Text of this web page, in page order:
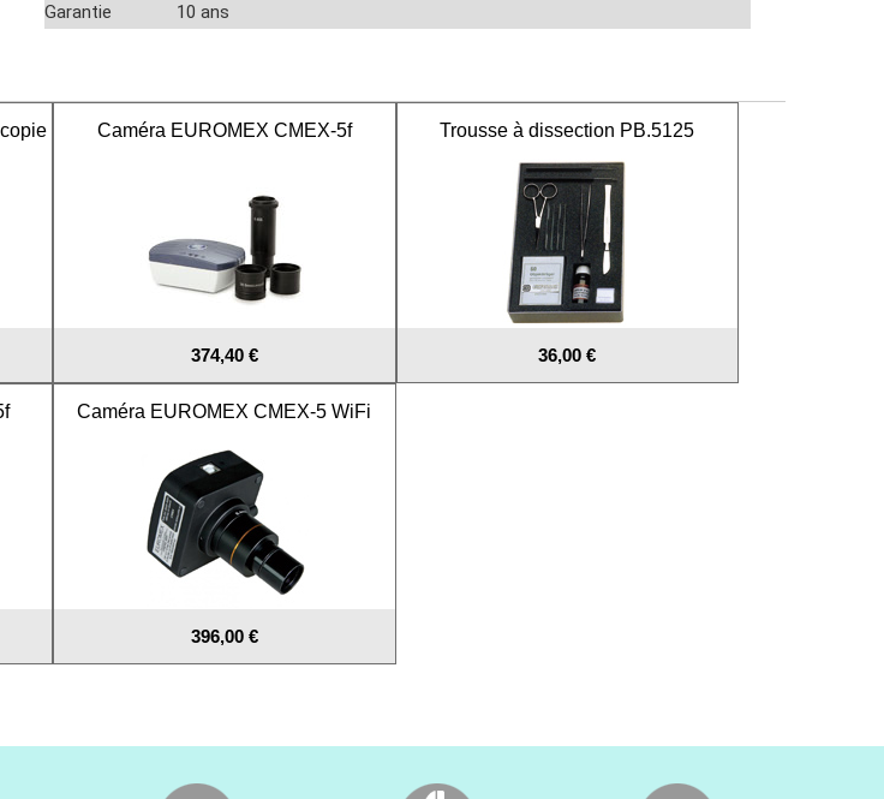
Garantie
10 ans
Caméra EUROMEX CMEX-5f
374,40 €
Trousse à dissection PB.5125
36,00 €
Caméra EUROMEX CMEX-5 WiFi
396,00 €